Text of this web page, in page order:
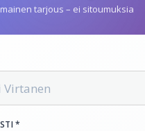
tarjous – ei sitoumuksia
*